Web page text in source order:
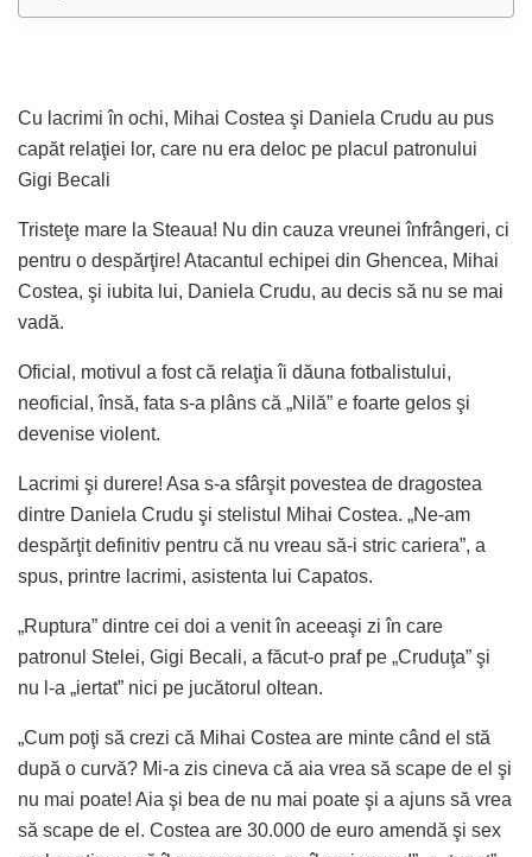
Cu lacrimi în ochi, Mihai Costea şi Daniela Crudu au pus
capăt relaţiei lor, care nu era deloc pe placul patronului
Gigi Becali
Tristeţe mare la Steaua! Nu din cauza vreunei înfrângeri, ci
pentru o despărţire! Atacantul echipei din Ghencea, Mihai
Costea, şi iubita lui, Daniela Crudu, au decis să nu se mai
vadă.
Oficial, motivul a fost că relaţia îi dăuna fotbalistului,
neoficial, însă, fata s-a plâns că „Nilă” e foarte gelos şi
devenise violent.
Lacrimi şi durere! Asa s-a sfârşit povestea de dragostea
dintre Daniela Crudu şi stelistul Mihai Costea. „Ne-am
despărţit definitiv pentru că nu vreau să-i stric cariera”, a
spus, printre lacrimi, asistenta lui Capatos.
„Ruptura” dintre cei doi a venit în aceeaşi zi în care
patronul Stelei, Gigi Becali, a făcut-o praf pe „Cruduţa” şi
nu l-a „iertat” nici pe jucătorul oltean.
„Cum poţi să crezi că Mihai Costea are minte când el stă
după o curvă? Mi-a zis cineva că aia vrea să scape de el şi
nu mai poate! Aia şi bea de nu mai poate şi a ajuns să vrea
să scape de el. Costea are 30.000 de euro amendă şi sex